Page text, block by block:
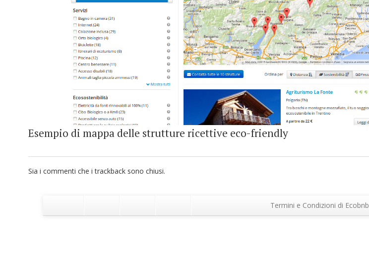
Esempio di mappa delle strutture ricettive eco-friendly
Sia i commenti che i trackback sono chiusi.
Termini e Condizioni di Ecobnb